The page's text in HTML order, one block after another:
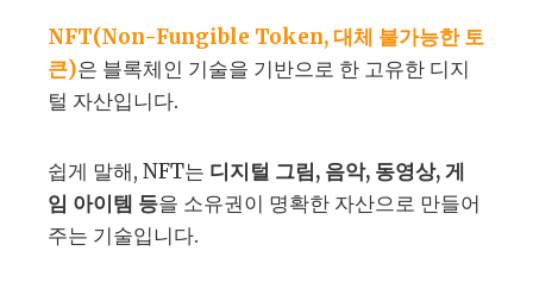
NFT(Non-Fungible Token, 대체 불가능한 토
큰)은 블록체인 기술을 기반으로 한 고유한 디지
털 자산입니다.
쉽게 말해, NFT는 디지털 그림, 음악, 동영상, 게
임 아이템 등을 소유권이 명확한 자산으로 만들어
주는 기술입니다.